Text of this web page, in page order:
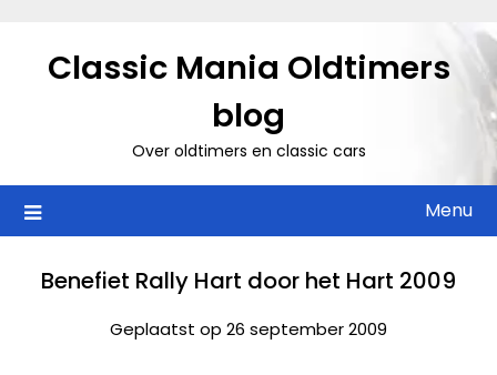
Classic Mania Oldtimers
blog
Over oldtimers en classic cars
Menu
Benefiet Rally Hart door het Hart 2009
Geplaatst op 26 september 2009